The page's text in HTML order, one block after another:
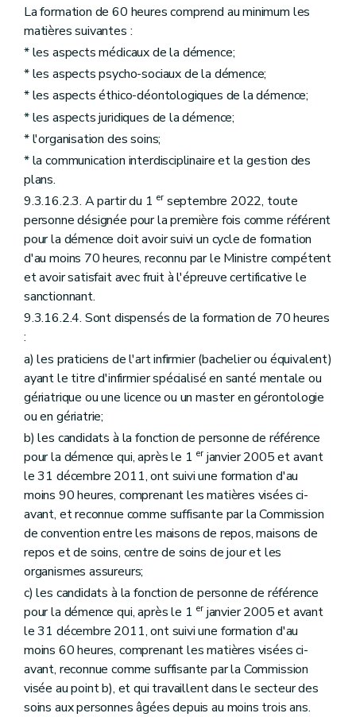
La formation de 60 heures comprend au minimum les
matières suivantes :
* les aspects médicaux de la démence;
* les aspects psycho-sociaux de la démence;
* les aspects éthico-déontologiques de la démence;
* les aspects juridiques de la démence;
* l'organisation des soins;
* la communication interdisciplinaire et la gestion des
plans.
9.3.16.2.3. A partir du 1 erseptembre 2022, toute
personne désignée pour la première fois comme référent
pour la démence doit avoir suivi un cycle de formation
d'au moins 70 heures, reconnu par le Ministre compétent
et avoir satisfait avec fruit à l'épreuve certificative le
sanctionnant.
9.3.16.2.4. Sont dispensés de la formation de 70 heures
:
a) les praticiens de l'art infirmier (bachelier ou équivalent)
ayant le titre d'infirmier spécialisé en santé mentale ou
gériatrique ou une licence ou un master en gérontologie
ou en gériatrie;
b) les candidats à la fonction de personne de référence
pour la démence qui, après le 1 erjanvier 2005 et avant
le 31 décembre 2011, ont suivi une formation d'au
moins 90 heures, comprenant les matières visées ci-
avant, et reconnue comme suffisante par la Commission
de convention entre les maisons de repos, maisons de
repos et de soins, centre de soins de jour et les
organismes assureurs;
c) les candidats à la fonction de personne de référence
pour la démence qui, après le 1 erjanvier 2005 et avant
le 31 décembre 2011, ont suivi une formation d'au
moins 60 heures, comprenant les matières visées ci-
avant, reconnue comme suffisante par la Commission
visée au point b), et qui travaillent dans le secteur des
soins aux personnes âgées depuis au moins trois ans.